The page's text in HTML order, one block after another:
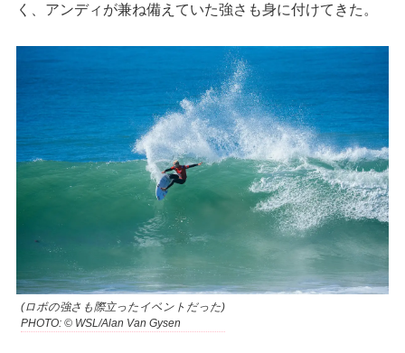
く、アンディが兼ね備えていた強さも身に付けてきた。
(ロボの強さも際立ったイベントだった)
PHOTO: © WSL/Alan Van Gysen